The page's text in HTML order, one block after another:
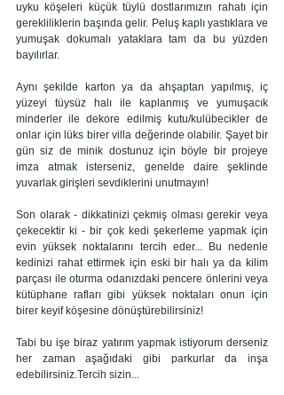
uyku köşeleri küçük tüylü dostlarımızın rahatı için
gerekliliklerin başında gelir. Peluş kaplı yastıklara ve
yumuşak dokumalı yataklara tam da bu yüzden
bayılırlar.
Aynı şekilde karton ya da ahşaptan yapılmış, iç
yüzeyi tüysüz halı ile kaplanmış ve yumuşacık
minderler ile dekore edilmiş kutu/kulübecikler de
onlar için lüks birer villa değerinde olabilir. Şayet bir
gün siz de minik dostunuz için böyle bir projeye
imza atmak isterseniz, genelde daire şeklinde
yuvarlak girişleri sevdiklerini unutmayın!
Son olarak - dikkatinizi çekmiş olması gerekir veya
çekecektir ki - bir çok kedi şekerleme yapmak için
evin yüksek noktalarını tercih eder... Bu nedenle
kedinizi rahat ettirmek için eski bir halı ya da kilim
parçası ile oturma odanızdaki pencere önlerini veya
kütüphane rafları gibi yüksek noktaları onun için
birer keyif köşesine dönüştürebilirsiniz!
Tabi bu işe biraz yatırım yapmak istiyorum derseniz
her zaman aşağıdaki gibi parkurlar da inşa
edebilirsiniz.Tercih sizin...